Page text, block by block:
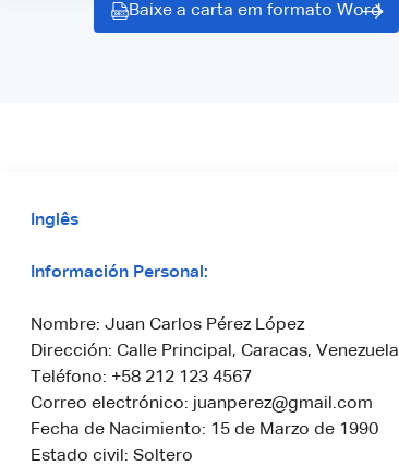
Baixe a carta em formato Word
Inglês
Información Personal:
Nombre: Juan Carlos Pérez López
Dirección: Calle Principal, Caracas, Venezuela
Teléfono: +58 212 123 4567
Correo electrónico: juanperez@gmail.com
Fecha de Nacimiento: 15 de Marzo de 1990
Estado civil: Soltero